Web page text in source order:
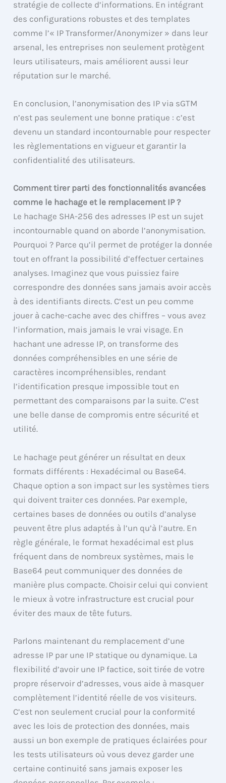
stratégie de collecte d’informations. En intégrant
des configurations robustes et des templates
comme l’« IP Transformer/Anonymizer » dans leur
arsenal, les entreprises non seulement protègent
leurs utilisateurs, mais améliorent aussi leur
réputation sur le marché.
En conclusion, l’anonymisation des IP via sGTM
n’est pas seulement une bonne pratique : c’est
devenu un standard incontournable pour respecter
les règlementations en vigueur et garantir la
confidentialité des utilisateurs.
Comment tirer parti des fonctionnalités avancées
comme le hachage et le remplacement IP ?
Le hachage SHA-256 des adresses IP est un sujet
incontournable quand on aborde l’anonymisation.
Pourquoi ? Parce qu’il permet de protéger la donnée
tout en offrant la possibilité d’effectuer certaines
analyses. Imaginez que vous puissiez faire
correspondre des données sans jamais avoir accès
à des identifiants directs. C’est un peu comme
jouer à cache-cache avec des chiffres – vous avez
l’information, mais jamais le vrai visage. En
hachant une adresse IP, on transforme des
données compréhensibles en une série de
caractères incompréhensibles, rendant
l’identification presque impossible tout en
permettant des comparaisons par la suite. C’est
une belle danse de compromis entre sécurité et
utilité.
Le hachage peut générer un résultat en deux
formats différents : Hexadécimal ou Base64.
Chaque option a son impact sur les systèmes tiers
qui doivent traiter ces données. Par exemple,
certaines bases de données ou outils d’analyse
peuvent être plus adaptés à l’un qu’à l’autre. En
règle générale, le format hexadécimal est plus
fréquent dans de nombreux systèmes, mais le
Base64 peut communiquer des données de
manière plus compacte. Choisir celui qui convient
le mieux à votre infrastructure est crucial pour
éviter des maux de tête futurs.
Parlons maintenant du remplacement d’une
adresse IP par une IP statique ou dynamique. La
flexibilité d’avoir une IP factice, soit tirée de votre
propre réservoir d’adresses, vous aide à masquer
complètement l’identité réelle de vos visiteurs.
C’est non seulement crucial pour la conformité
avec les lois de protection des données, mais
aussi un bon exemple de pratiques éclairées pour
les tests utilisateurs où vous devez garder une
certaine continuité sans jamais exposer les